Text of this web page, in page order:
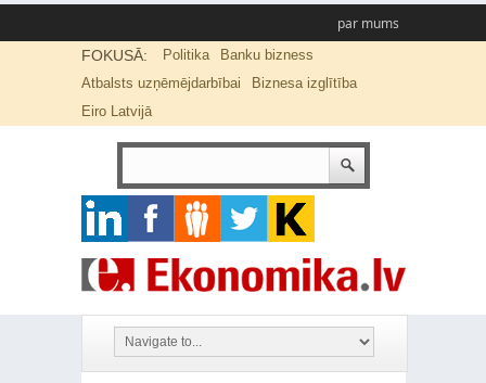
par mums
FOKUSĀ: Politika
Banku bizness
Atbalsts uzņēmējdarbībai
Biznesa izglītība
Eiro Latvijā